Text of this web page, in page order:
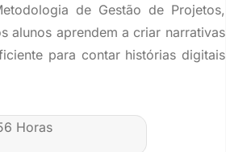
de Gestão de Projetos,
alunos aprendem a criar narrativas
para contar histórias digitais
Horas